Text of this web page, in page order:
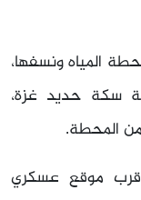
المياه ونسفها،
سكة حديد غزة،
المحطة.
موقع عسكري